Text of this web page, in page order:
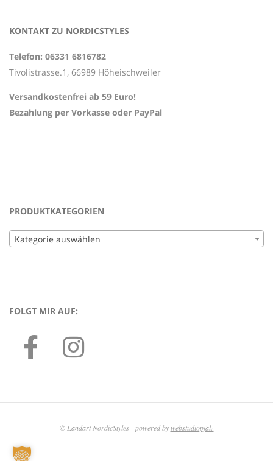
KONTAKT ZU NORDICSTYLES
Telefon: 06331 6816782
Tivolistrasse.1, 66989 Höheischweiler
Versandkostenfrei ab 59 Euro!
Bezahlung per Vorkasse oder PayPal
PRODUKTKATEGORIEN
Kategorie auswählen
FOLGT MIR AUF:
© Landart NordicStyles - powered bywebstudiopfalz